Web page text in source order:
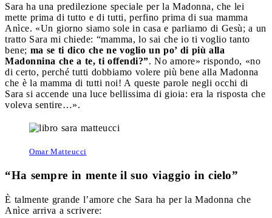
Sara ha una predilezione speciale per la Madonna, che lei
mette prima di tutto e di tutti, perfino prima di sua mamma
Anìce. «Un giorno siamo sole in casa e parliamo di Gesù; a un
tratto Sara mi chiede: “mamma, lo sai che io ti voglio tanto
bene; ma se ti dico che ne voglio un po’ di più alla
Madonnina che a te, ti offendi?”. No amore» rispondo, «no
di certo, perché tutti dobbiamo volere più bene alla Madonna
che è la mamma di tutti noi! A queste parole negli occhi di
Sara si accende una luce bellissima di gioia: era la risposta che
voleva sentire…».
Omar Matteucci
“Ha sempre in mente il suo viaggio in cielo”
È talmente grande l’amore che Sara ha per la Madonna che
Anìce arriva a scrivere: